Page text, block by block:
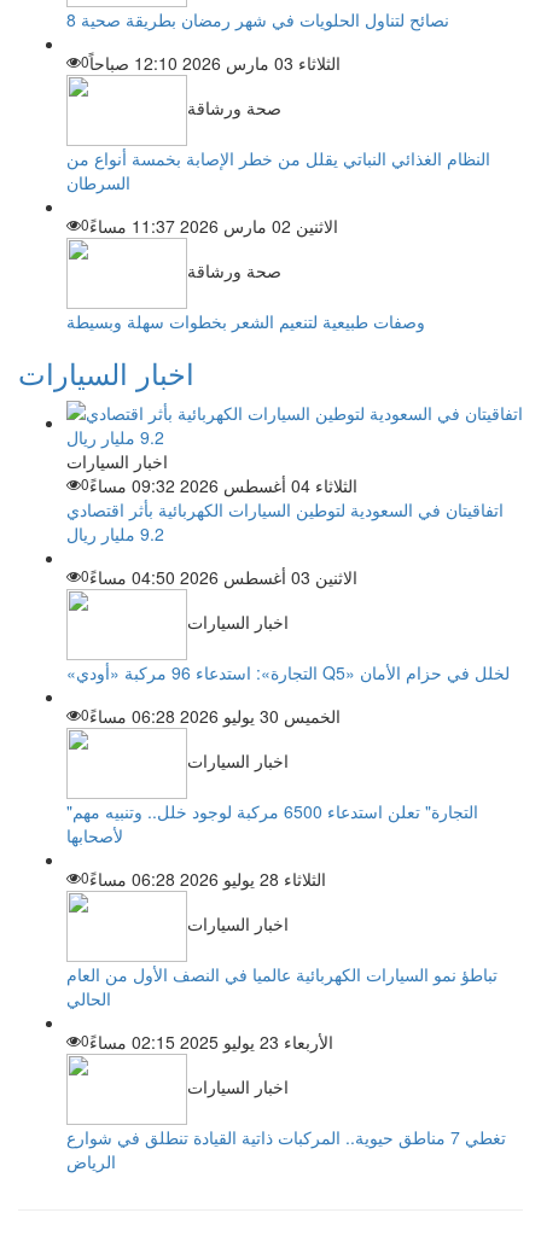
8 نصائح لتناول الحلويات في شهر رمضان بطريقة صحية
الثلاثاء 03 مارس 2026 12:10 صباحاً
0
صحة ورشاقة
النظام الغذائي النباتي يقلل من خطر الإصابة بخمسة أنواع من
السرطان
الاثنين 02 مارس 2026 11:37 مساءً
0
صحة ورشاقة
وصفات طبيعية لتنعيم الشعر بخطوات سهلة وبسيطة
اخبار السيارات
اخبار السيارات
الثلاثاء 04 أغسطس 2026 09:32 مساءً
0
اتفاقيتان في السعودية لتوطين السيارات الكهربائية بأثر اقتصادي
9.2 مليار ريال
الاثنين 03 أغسطس 2026 04:50 مساءً
0
اخبار السيارات
«التجارة»: استدعاء 96 مركبة «أودي Q5» لخلل في حزام الأمان
الخميس 30 يوليو 2026 06:28 مساءً
0
اخبار السيارات
"التجارة" تعلن استدعاء 6500 مركبة لوجود خلل.. وتنبيه مهم
لأصحابها
الثلاثاء 28 يوليو 2026 06:28 مساءً
0
اخبار السيارات
تباطؤ نمو السيارات الكهربائية عالميا في النصف الأول من العام
الحالي
الأربعاء 23 يوليو 2025 02:15 مساءً
0
اخبار السيارات
تغطي 7 مناطق حيوية.. المركبات ذاتية القيادة تنطلق في شوارع
الرياض